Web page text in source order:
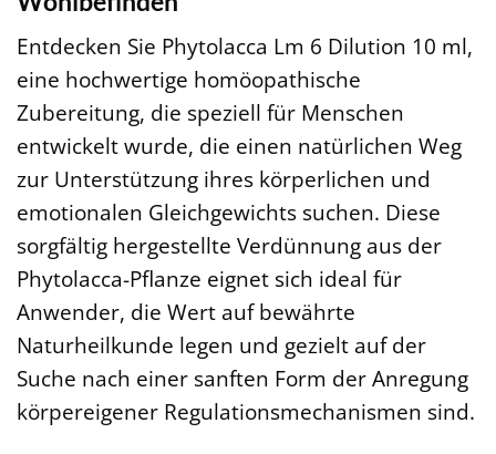
Entdecken Sie Phytolacca Lm 6 Dilution 10 ml,
eine hochwertige homöopathische
Zubereitung, die speziell für Menschen
entwickelt wurde, die einen natürlichen Weg
zur Unterstützung ihres körperlichen und
emotionalen Gleichgewichts suchen. Diese
sorgfältig hergestellte Verdünnung aus der
Phytolacca-Pflanze eignet sich ideal für
Anwender, die Wert auf bewährte
Naturheilkunde legen und gezielt auf der
Suche nach einer sanften Form der Anregung
körpereigener Regulationsmechanismen sind.